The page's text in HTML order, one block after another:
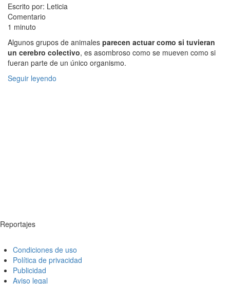
Escrito por: Leticia
Comentario
1 minuto
Algunos grupos de animales parecen actuar como si tuvieran
un cerebro colectivo, es asombroso como se mueven como si
fueran parte de un único organismo.
Seguir leyendo
Reportajes
Condiciones de uso
Política de privacidad
Publicidad
Aviso legal